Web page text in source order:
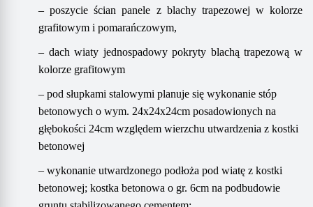
–poszycie ścian panele zblachy trapezowej w kolorze
grafitowym i pomarańczowym,
– dachwiaty jednospadowy pokryty blachą trapezowąw
kolorze grafitowym
– pod słupkami stalowymi planuje się wykonanie stóp
betonowych o wym. 24x24x24cm posadowionych na
głębokości 24cm względem wierzchu utwardzenia z kostki
betonowej
– wykonanie utwardzonego podłoża pod wiatę z kostki
betonowej; kostka betonowa o gr. 6cm na podbudowie